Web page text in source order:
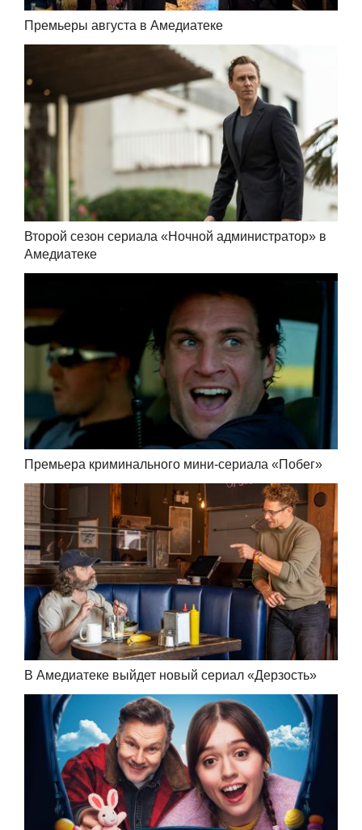
Премьеры августа в Амедиатеке
Второй сезон сериала «Ночной администратор» в
Амедиатеке
Премьера криминального мини-сериала «Побег»
В Амедиатеке выйдет новый сериал «Дерзость»